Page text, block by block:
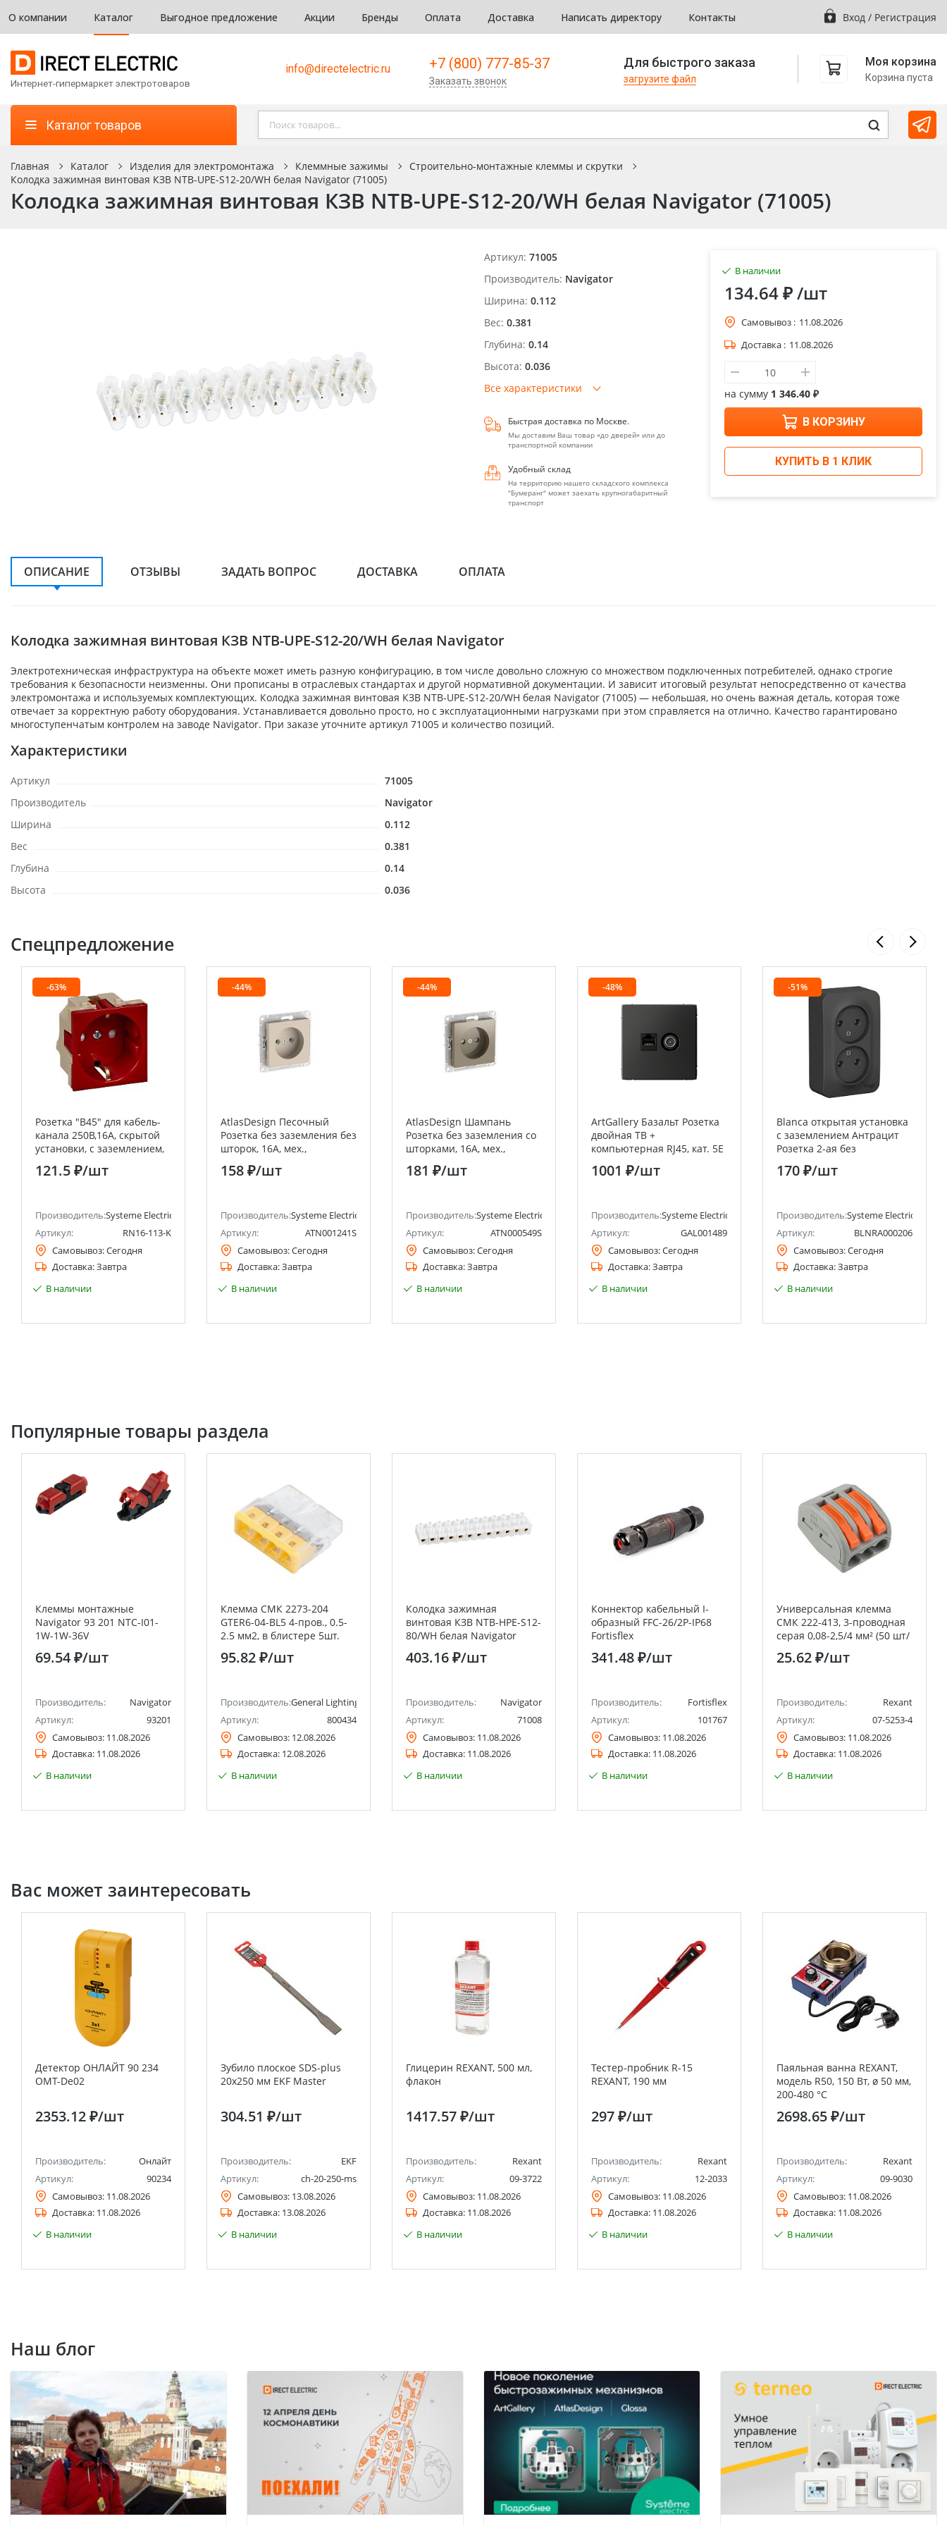
О компании Каталог Выгодное предложение Акции Бренды Оплата Доставка Написать директору Контакты Вход / Регистрация
Интернет-гипермаркет электротоваров
info@directelectric.ru +7 (800) 777-85-37
Заказать звонок
Для быстрого заказа
загрузите файл
Моя корзина
Корзина пуста
Каталог товаров
Главная Каталог Изделия для электромонтажа Клеммные зажимы
Строительно-монтажные клеммы и скрутки
Колодка зажимная винтовая КЗВ NTB-UPE-S12-20/WH белая Navigator (71005)
Колодка зажимная винтовая КЗВ NTB-UPE-S12-20/WH белая Navigator (71005)
Артикул: 71005
Производитель: Navigator
Ширина: 0.112
Вес: 0.381
Глубина: 0.14
Высота: 0.036
Все характеристики
Быстрая доставка по Москве.
Мы доставим Ваш товар «до дверей» или до
транспортной компании
Удобный склад
На территорию нашего складского комплекса
"Бумеранг" может заехать крупногабаритный
транспорт
В наличии
134.64 ₽/шт
Самовывоз : 11.08.2026
Доставка : 11.08.2026
на сумму 1 346.40 ₽
В КОРЗИНУ
КУПИТЬ В 1 КЛИК
ОПИСАНИЕ ОТЗЫВЫ ЗАДАТЬ ВОПРОС ДОСТАВКА ОПЛАТА
Колодка зажимная винтовая КЗВ NTB-UPE-S12-20/WH белая Navigator
Электротехническая инфраструктура на объекте может иметь разную конфигурацию, в том числе довольно сложную со множеством подключенных потребителей, однако строгие
требования к безопасности неизменны. Они прописаны в отраслевых стандартах и другой нормативной документации. И зависит итоговый результат непосредственно от качества
электромонтажа и используемых комплектующих. Колодка зажимная винтовая КЗВ NTB-UPE-S12-20/WH белая Navigator (71005) — небольшая, но очень важная деталь, которая тоже
отвечает за корректную работу оборудования. Устанавливается довольно просто, но с эксплуатационными нагрузками при этом справляется на отлично. Качество гарантировано
многоступенчатым контролем на заводе Navigator. При заказе уточните артикул 71005 и количество позиций.
Характеристики
Артикул
71005
Производитель
Navigator
Ширина
0.112
Вес
0.381
Глубина
0.14
Высота
0.036
Спецпредложение
Schneider Electric)
-63%
Розетка "В45" для кабель-
канала 250В,16А, скрытой
установки, с заземлением,
с защитными шторками
Systeme Electric (Schneider
121.5 ₽/шт
Производитель:Systeme Electric (ранее Schneider Electric)
Артикул:
RN16-113-K
Самовывоз:Сегодня
Доставка:Завтра
В наличии
-44%
AtlasDesign Песочный
Розетка без заземления без
шторок, 16А, мех.,
быстрозажим. клемм
158 ₽/шт
Производитель:Systeme Electric (ранее Schneider Electric)
Артикул:
ATN001241S
Самовывоз:Сегодня
Доставка:Завтра
В наличии
-44%
AtlasDesign Шампань
Розетка без заземления со
шторками, 16А, мех.,
быстрозажим. клемм
181 ₽/шт
Производитель:Systeme Electric (ранее Schneider Electric)
Артикул:
ATN000549S
Самовывоз:Сегодня
Доставка:Завтра
В наличии
-48%
ArtGallery Базальт Розетка
двойная ТВ +
компьютерная RJ45, кат. 5Е
Systeme Electric (Schneider
Electric)
1001 ₽/шт
Производитель:Systeme Electric (ранее Schneider Electric)
Артикул:
GAL001489
Самовывоз:Сегодня
Доставка:Завтра
В наличии
-51%
Blanca открытая установка
с заземлением Антрацит
Розетка 2-ая без
заземления, 16А Systeme
Electric (Schneider Electric)
170 ₽/шт
Производитель:Systeme Electric
Артикул:
BLNRA000206
Самовывоз:Сегодня
Доставка:Завтра
В наличии
Популярные товары раздела
Клеммы монтажные
Navigator 93 201 NTC-I01-
1W-1W-36V
69.54 ₽/шт
Производитель:
Navigator
Артикул:
93201
Самовывоз: 11.08.2026
Доставка: 11.08.2026
В наличии
Клемма СМК 2273-204
GTER6-04-BL5 4-пров., 0.5-
2.5 мм2, в блистере 5шт.
95.82 ₽/шт
Производитель:General Lighting Systems
Артикул:
800434
Самовывоз: 12.08.2026
Доставка: 12.08.2026
В наличии
Колодка зажимная
винтовая КЗВ NTB-HPE-S12-
80/WH белая Navigator
403.16 ₽/шт
Производитель:
Navigator
Артикул:
71008
Самовывоз: 11.08.2026
Доставка: 11.08.2026
В наличии
Коннектор кабельный I-
образный FFC-26/2P-IP68
Fortisflex
341.48 ₽/шт
Производитель:
Fortisflex
Артикул:
101767
Самовывоз: 11.08.2026
Доставка: 11.08.2026
В наличии
Универсальная клемма
СМК 222-413, 3-проводная
серая 0,08-2,5/4 мм² (50 шт/
уп) REXANT
25.62 ₽/шт
Производитель:
Rexant
Артикул:
07-5253-4
Самовывоз: 11.08.2026
Доставка: 11.08.2026
В наличии
Вас может заинтересовать
Детектор ОНЛАЙТ 90 234
OMT-De02
2353.12 ₽/шт
Производитель:
Онлайт
Артикул:
90234
Самовывоз: 11.08.2026
Доставка: 11.08.2026
В наличии
Зубило плоское SDS-plus
20х250 мм EKF Master
304.51 ₽/шт
Производитель:
EKF
Артикул:
ch-20-250-ms
Самовывоз: 13.08.2026
Доставка: 13.08.2026
В наличии
Глицерин REXANT, 500 мл,
флакон
1417.57 ₽/шт
Производитель:
Rexant
Артикул:
09-3722
Самовывоз: 11.08.2026
Доставка: 11.08.2026
В наличии
Тестер-пробник R-15
REXANT, 190 мм
297 ₽/шт
Производитель:
Rexant
Артикул:
12-2033
Самовывоз: 11.08.2026
Доставка: 11.08.2026
В наличии
Паяльная ванна REXANT,
модель R50, 150 Вт, ø 50 мм,
200-480 °C
2698.65 ₽/шт
Производитель:
Rexant
Артикул:
09-9030
Самовывоз: 11.08.2026
Доставка: 11.08.2026
В наличии
Наш блог